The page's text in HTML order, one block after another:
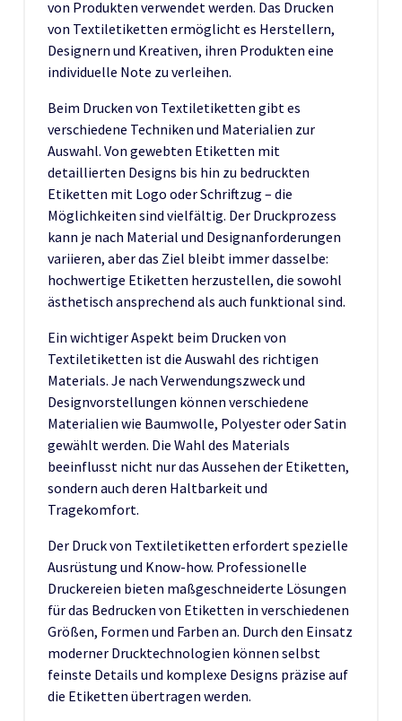
von Produkten verwendet werden. Das Drucken
von Textiletiketten ermöglicht es Herstellern,
Designern und Kreativen, ihren Produkten eine
individuelle Note zu verleihen.
Beim Drucken von Textiletiketten gibt es
verschiedene Techniken und Materialien zur
Auswahl. Von gewebten Etiketten mit
detaillierten Designs bis hin zu bedruckten
Etiketten mit Logo oder Schriftzug – die
Möglichkeiten sind vielfältig. Der Druckprozess
kann je nach Material und Designanforderungen
variieren, aber das Ziel bleibt immer dasselbe:
hochwertige Etiketten herzustellen, die sowohl
ästhetisch ansprechend als auch funktional sind.
Ein wichtiger Aspekt beim Drucken von
Textiletiketten ist die Auswahl des richtigen
Materials. Je nach Verwendungszweck und
Designvorstellungen können verschiedene
Materialien wie Baumwolle, Polyester oder Satin
gewählt werden. Die Wahl des Materials
beeinflusst nicht nur das Aussehen der Etiketten,
sondern auch deren Haltbarkeit und
Tragekomfort.
Der Druck von Textiletiketten erfordert spezielle
Ausrüstung und Know-how. Professionelle
Druckereien bieten maßgeschneiderte Lösungen
für das Bedrucken von Etiketten in verschiedenen
Größen, Formen und Farben an. Durch den Einsatz
moderner Drucktechnologien können selbst
feinste Details und komplexe Designs präzise auf
die Etiketten übertragen werden.